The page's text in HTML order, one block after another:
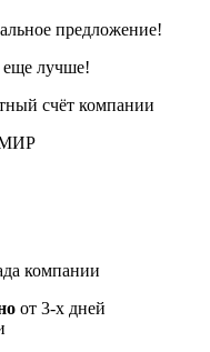
предложение!
лучше!
счёт компании
компании
от 3-х дней